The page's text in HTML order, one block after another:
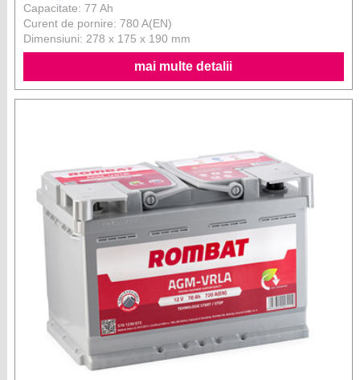
Capacitate: 77 Ah
Curent de pornire: 780 A(EN)
Dimensiuni: 278 x 175 x 190 mm
mai multe detalii